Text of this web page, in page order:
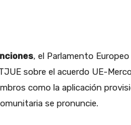
, el Parlamento
sobre el acuerdo UE-
como la aplicación
se pronuncie.